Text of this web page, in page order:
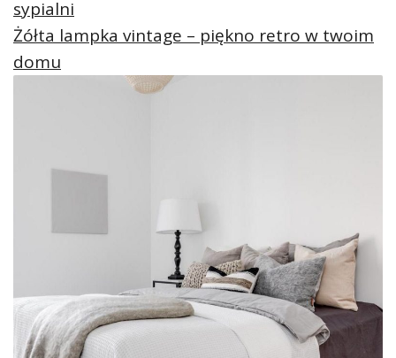
sypialni
Żółta lampka vintage – piękno retro w twoim
domu